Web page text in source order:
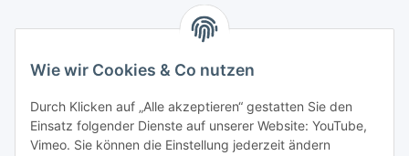
Newsletter Abonnieren
Bitte senden Sie mir entsprechend Ihrer
Datenschutzerklärungregelmäßig und jederzeit widerruflich
Informationen zu Ihrem Produktsortiment per E-Mail zu.
Wie wir Cookies & Co nutzen
Durch Klicken auf „Alle akzeptieren“ gestatten Sie den
Einsatz folgender Dienste auf unserer Website: YouTube,
Vimeo. Sie können die Einstellung jederzeit ändern